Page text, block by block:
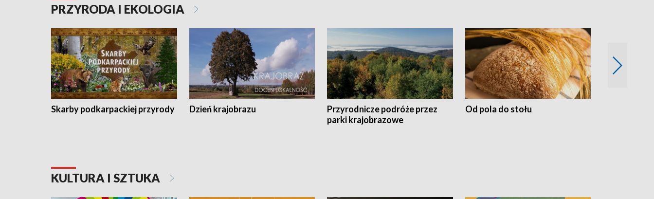
PRZYRODA I EKOLOGIA
Skarby podkarpackiej przyrody Dzień krajobrazu
Przyrodnicze podróże przez
parki krajobrazowe
Od pola do stołu
KULTURA I SZTUKA